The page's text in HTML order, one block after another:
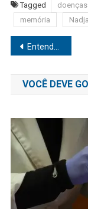
Tagged doenças
memória
Navegação
de
Post
Entenda o que é a trombose venosa profunda e como se prevenir dessa doença vascular
VOCÊ DEVE